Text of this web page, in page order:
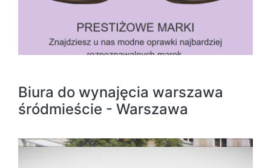
Biura do wynajęcia warszawa
śródmieście - Warszawa